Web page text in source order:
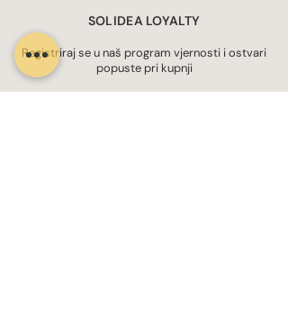
SOLIDEA LOYALTY
Registriraj se u naš program vjernosti i ostvari
popuste pri kupnji